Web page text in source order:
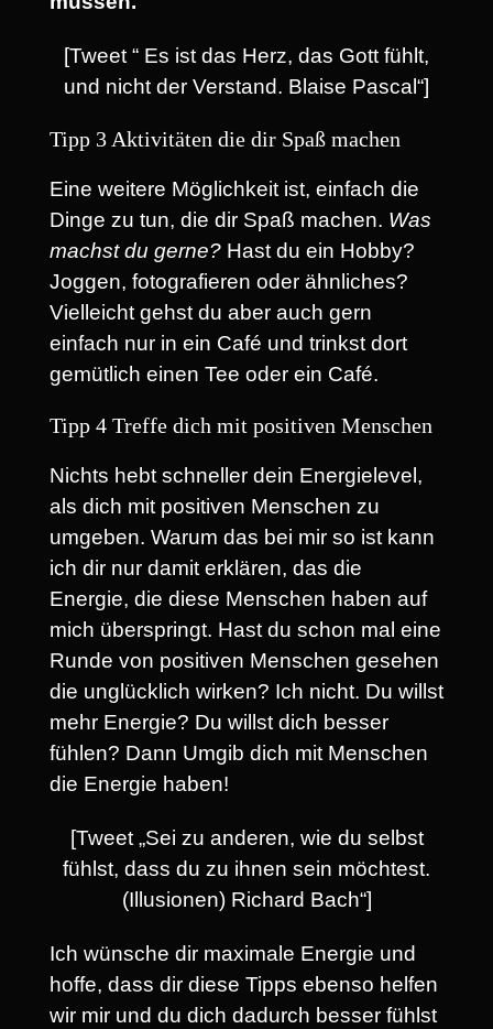
[Tweet “ Es ist das Herz, das Gott fühlt,
und nicht der Verstand. Blaise Pascal“]
Tipp 3 Aktivitäten die dir Spaß machen
Eine weitere Möglichkeit ist, einfach die
Dinge zu tun, die dir Spaß machen. Was
machst du gerne? Hast du ein Hobby?
Joggen, fotografieren oder ähnliches?
Vielleicht gehst du aber auch gern
einfach nur in ein Café und trinkst dort
gemütlich einen Tee oder ein Café.
Tipp 4 Treffe dich mit positiven Menschen
Nichts hebt schneller dein Energielevel,
als dich mit positiven Menschen zu
umgeben. Warum das bei mir so ist kann
ich dir nur damit erklären, das die
Energie, die diese Menschen haben auf
mich überspringt. Hast du schon mal eine
Runde von positiven Menschen gesehen
die unglücklich wirken? Ich nicht. Du willst
mehr Energie? Du willst dich besser
fühlen? Dann Umgib dich mit Menschen
die Energie haben!
[Tweet „Sei zu anderen, wie du selbst
fühlst, dass du zu ihnen sein möchtest.
(Illusionen) Richard Bach“]
Ich wünsche dir maximale Energie und
hoffe, dass dir diese Tipps ebenso helfen
wir mir und du dich dadurch besser fühlst